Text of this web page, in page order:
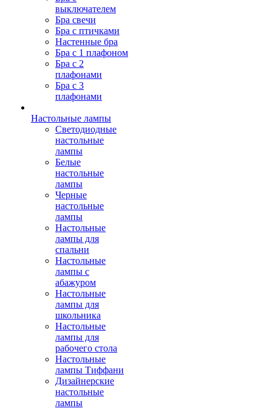
выключателем
Бра свечи
Бра с птичками
Настенные бра
Бра с 1 плафоном
Бра с 2
плафонами
Бра с 3
плафонами
Настольные лампы
Светодиодные
настольные
лампы
Белые
настольные
лампы
Черные
настольные
лампы
Настольные
лампы для
спальни
Настольные
лампы с
абажуром
Настольные
лампы для
школьника
Настольные
лампы для
рабочего стола
Настольные
лампы Тиффани
Дизайнерские
настольные
лампы